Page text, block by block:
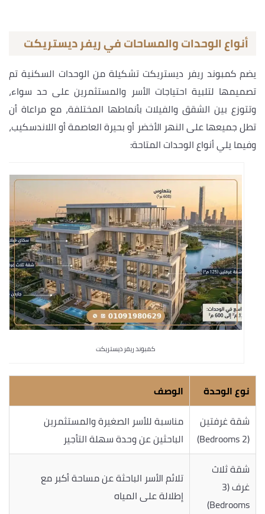
أنواع الوحدات والمساحات في ريفر ديستريكت
يضم كمبوند ريفر ديستريكت تشكيلة من الوحدات السكنية تم
تصميمها لتلبية احتياجات الأسر والمستثمرين على حد سواء،
وتتوزع بين الشقق والفيلات بأنماطها المختلفة، مع مراعاة أن
تطل جميعها على النهر الأخضر أو بحيرة العاصمة أو اللاندسكيب،
وفيما يلي أنواع الوحدات المتاحة:
كمبوند ريفر ديستريكت
نوع الوحدة
الوصف
شقة غرفتين
(2 Bedrooms)
مناسبة للأسر الصغيرة والمستثمرين
الباحثين عن وحدة سهلة التأجير
شقة ثلاث
غرف (3
Bedrooms)
تلائم الأسر الباحثة عن مساحة أكبر مع
إطلالة على المياه